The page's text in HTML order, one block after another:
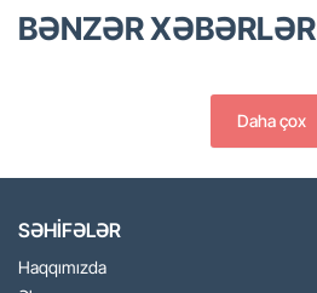
BƏNZƏR XƏBƏRLƏR
Daha çox
SƏHİFƏLƏR
Haqqımızda